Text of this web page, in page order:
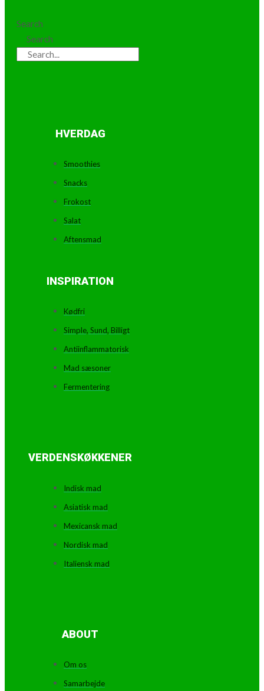
Search
Search
HVERDAG
Smoothies
Snacks
Frokost
Salat
Aftensmad
INSPIRATION
Kødfri
Simple, Sund, Billigt
Antiinflammatorisk
Mad sæsoner
Fermentering
VERDENSKØKKENER
Indisk mad
Asiatisk mad
Mexicansk mad
Nordisk mad
Italiensk mad
ABOUT
Om os
Samarbejde